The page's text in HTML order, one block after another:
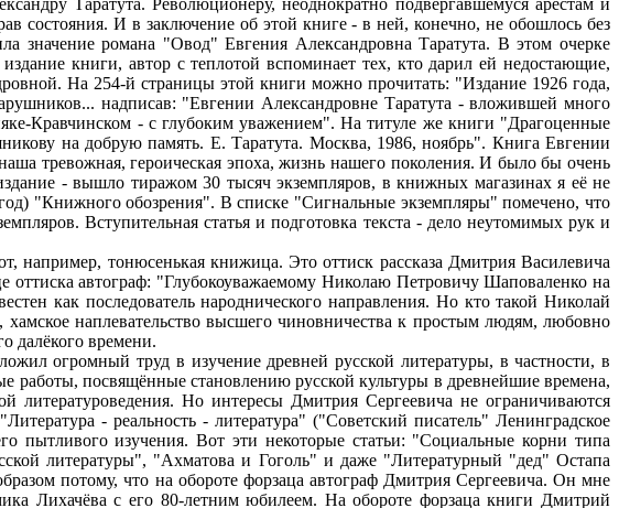
Таратута. Революционеру, неоднократно подвергавшемуся арестам и
состояния. И в заключение об этой книге - в ней, конечно, не обошлось без
значение романа "Овод" Евгения Александровна Таратута. В этом очерке
книги, автор с теплотой вспоминает тех, кто дарил ей недостающие,
На 254-й страницы этой книги можно прочитать: "Издание 1926 года,
надписав: "Евгении Александровне Таратута - вложившей много
Кравчинском - с глубоким уважением". На титуле же книги "Драгоценные
на добрую память. Е. Таратута. Москва, 1986, ноябрь". Книга Евгении
тревожная, героическая эпоха, жизнь нашего поколения. И было бы очень
- вышло тиражом 30 тысяч экземпляров, в книжных магазинах я её не
"Книжного обозрения". В списке "Сигнальные экземпляры" помечено, что
Вступительная статья и подготовка текста - дело неутомимых рук и
например, тонюсенькая книжица. Это оттиск рассказа Дмитрия Василевича
оттиска автограф: "Глубокоуважаемому Николаю Петровичу Шаповаленко на
как последователь народнического направления. Но кто такой Николай
наплевательство высшего чиновничества к простым людям, любовно
далёкого времени.
огромный труд в изучение древней русской литературы, в частности, в
посвящённые становлению русской культуры в древнейшие времена,
литературоведения. Но интересы Дмитрия Сергеевича не ограничиваются
- реальность - литература" ("Советский писатель" Ленинградское
пытливого изучения. Вот эти некоторые статьи: "Социальные корни типа
литературы", "Ахматова и Гоголь" и даже "Литературный "дед" Остапа
потому, что на обороте форзаца автограф Дмитрия Сергеевича. Он мне
Лихачёва с его 80-летним юбилеем. На обороте форзаца книги Дмитрий